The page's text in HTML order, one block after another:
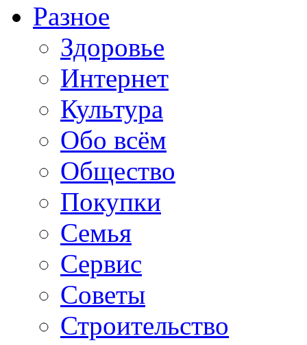
Разное
Здоровье
Интернет
Культура
Обо всём
Общество
Покупки
Семья
Сервис
Советы
Строительство